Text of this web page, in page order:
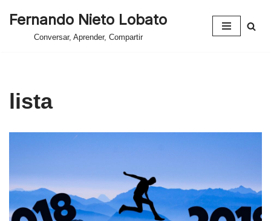
Fernando Nieto Lobato
Conversar, Aprender, Compartir
lista